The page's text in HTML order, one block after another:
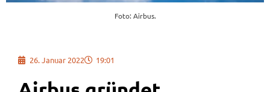
Foto: Airbus.
26. Januar 2022 19:01